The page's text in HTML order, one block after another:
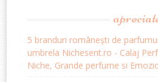
5 branduri românești de
umbrela Nichesent.ro - Calaj
Niche, Grande perfume si